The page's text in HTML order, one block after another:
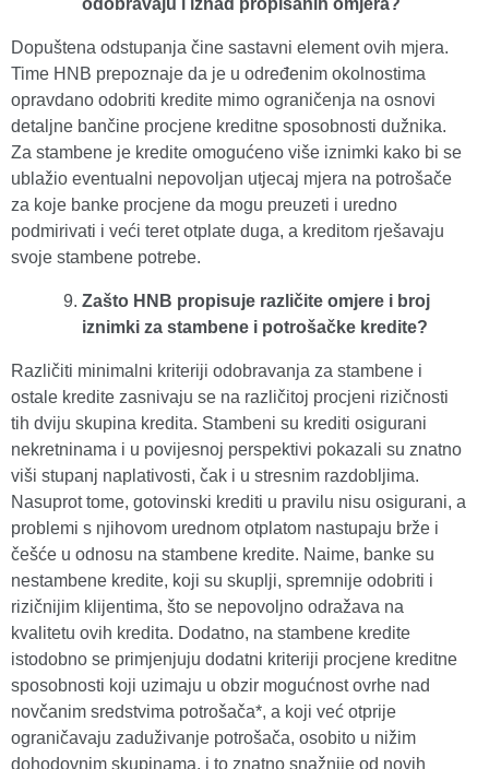
odobravaju i iznad propisanih omjera?
Dopuštena odstupanja čine sastavni element ovih mjera.
Time HNB prepoznaje da je u određenim okolnostima
opravdano odobriti kredite mimo ograničenja na osnovi
detaljne bančine procjene kreditne sposobnosti dužnika.
Za stambene je kredite omogućeno više iznimki kako bi se
ublažio eventualni nepovoljan utjecaj mjera na potrošače
za koje banke procjene da mogu preuzeti i uredno
podmirivati i veći teret otplate duga, a kreditom rješavaju
svoje stambene potrebe.
Zašto HNB propisuje različite omjere i broj
iznimki za stambene i potrošačke kredite?
Različiti minimalni kriteriji odobravanja za stambene i
ostale kredite zasnivaju se na različitoj procjeni rizičnosti
tih dviju skupina kredita. Stambeni su krediti osigurani
nekretninama i u povijesnoj perspektivi pokazali su znatno
viši stupanj naplativosti, čak i u stresnim razdobljima.
Nasuprot tome, gotovinski krediti u pravilu nisu osigurani, a
problemi s njihovom urednom otplatom nastupaju brže i
češće u odnosu na stambene kredite. Naime, banke su
nestambene kredite, koji su skuplji, spremnije odobriti i
rizičnijim klijentima, što se nepovoljno odražava na
kvalitetu ovih kredita. Dodatno, na stambene kredite
istodobno se primjenjuju dodatni kriteriji procjene kreditne
sposobnosti koji uzimaju u obzir mogućnost ovrhe nad
novčanim sredstvima potrošača*, a koji već otprije
ograničavaju zaduživanje potrošača, osobito u nižim
dohodovnim skupinama, i to znatno snažnije od novih